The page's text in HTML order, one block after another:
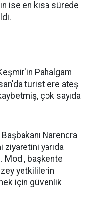
ise en kısa sürede
Pahalgam
turistlere ateş
çok sayıda
Narendra
ziyaretini yarıda
Modi, başkente
yetkililerin
için güvenlik